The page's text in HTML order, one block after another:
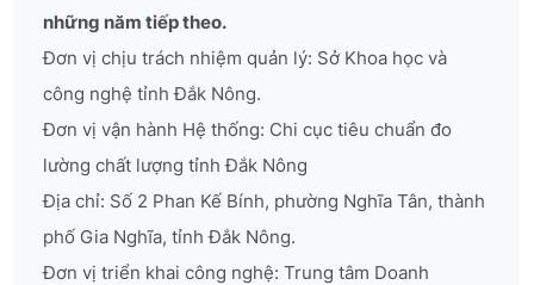
những năm tiếp theo.
Đơn vị chịu trách nhiệm quản lý: Sở Khoa học và
công nghệ tỉnh Đắk Nông.
Đơn vị vận hành Hệ thống: Chi cục tiêu chuẩn đo
lường chất lượng tỉnh Đắk Nông
Địa chỉ: Số 2 Phan Kế Bính, phường Nghĩa Tân, thành
phố Gia Nghĩa, tỉnh Đắk Nông.
Đơn vị triển khai công nghệ: Trung tâm Doanh